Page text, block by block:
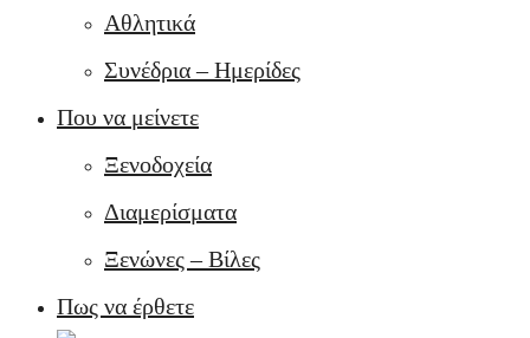
Αθλητικά
Συνέδρια – Ημερίδες
Που να μείνετε
Ξενοδοχεία
Διαμερίσματα
Ξενώνες – Βίλες
Πως να έρθετε